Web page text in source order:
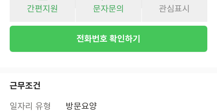
간편지원 문자문의 관심표시
전화번호 확인하기
근무조건
일자리 유형
방문요양